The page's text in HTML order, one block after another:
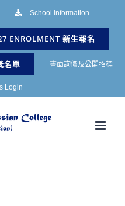
School Information
ENROLMENT 新生報名
名單 書面詢價及公開招標
Login